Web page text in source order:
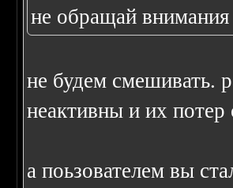
не обращай внимания
не будем смешивать.
неактивны и их потер
а поьзователем вы